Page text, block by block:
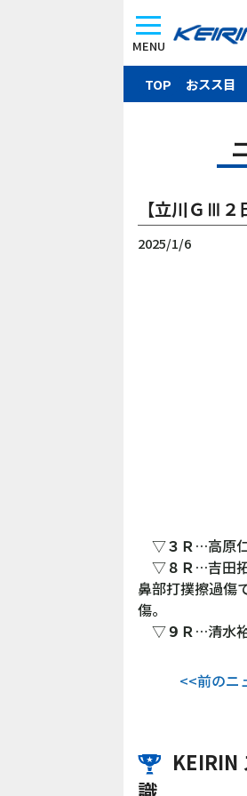
MENU
TOP おスス目
【立川ＧⅢ
2025/1/6
▽３Ｒ …高原
▽８Ｒ …吉田
鼻部打撲擦過傷
傷。
▽９Ｒ …清水
<<前のニ
KEIRIN
識